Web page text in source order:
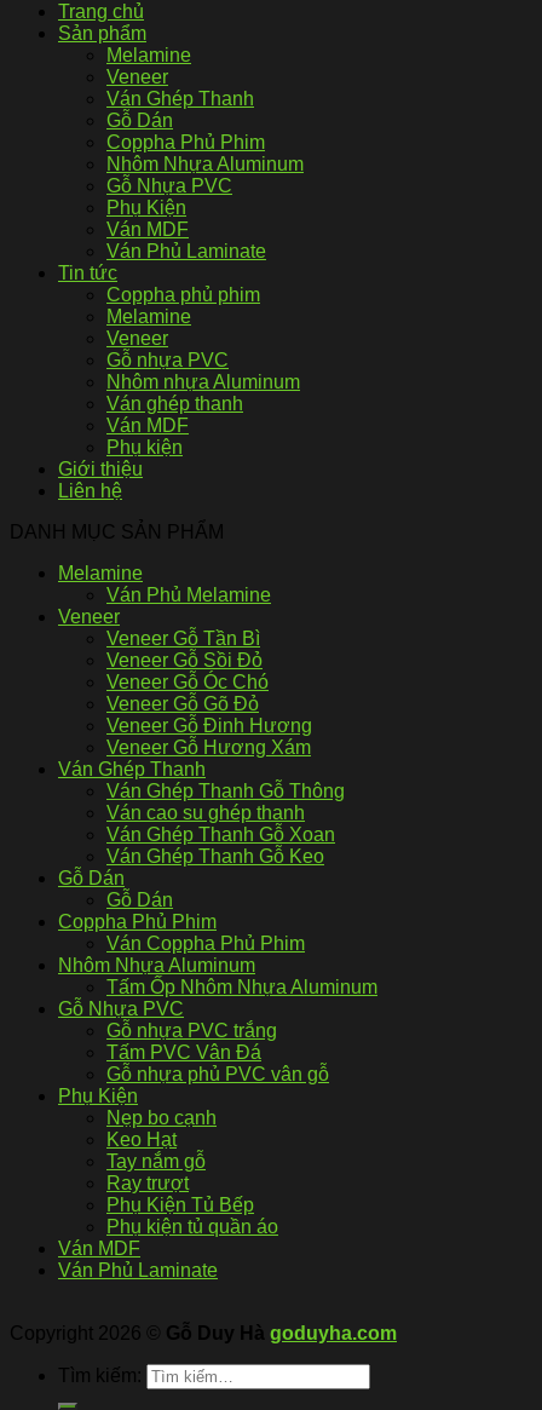
Trang chủ
Sản phẩm
Melamine
Veneer
Ván Ghép Thanh
Gỗ Dán
Coppha Phủ Phim
Nhôm Nhựa Aluminum
Gỗ Nhựa PVC
Phụ Kiện
Ván MDF
Ván Phủ Laminate
Tin tức
Coppha phủ phim
Melamine
Veneer
Gỗ nhựa PVC
Nhôm nhựa Aluminum
Ván ghép thanh
Ván MDF
Phụ kiện
Giới thiệu
Liên hệ
DANH MỤC SẢN PHẨM
Melamine
Ván Phủ Melamine
Veneer
Veneer Gỗ Tần Bì
Veneer Gỗ Sồi Đỏ
Veneer Gỗ Óc Chó
Veneer Gỗ Gõ Đỏ
Veneer Gỗ Đinh Hương
Veneer Gỗ Hương Xám
Ván Ghép Thanh
Ván Ghép Thanh Gỗ Thông
Ván cao su ghép thanh
Ván Ghép Thanh Gỗ Xoan
Ván Ghép Thanh Gỗ Keo
Gỗ Dán
Gỗ Dán
Coppha Phủ Phim
Ván Coppha Phủ Phim
Nhôm Nhựa Aluminum
Tấm Ốp Nhôm Nhựa Aluminum
Gỗ Nhựa PVC
Gỗ nhựa PVC trắng
Tấm PVC Vân Đá
Gỗ nhựa phủ PVC vân gỗ
Phụ Kiện
Nẹp bo cạnh
Keo Hạt
Tay nắm gỗ
Ray trượt
Phụ Kiện Tủ Bếp
Phụ kiện tủ quần áo
Ván MDF
Ván Phủ Laminate
Copyright 2026 © Gỗ Duy Hà goduyha.com
Tìm kiếm: